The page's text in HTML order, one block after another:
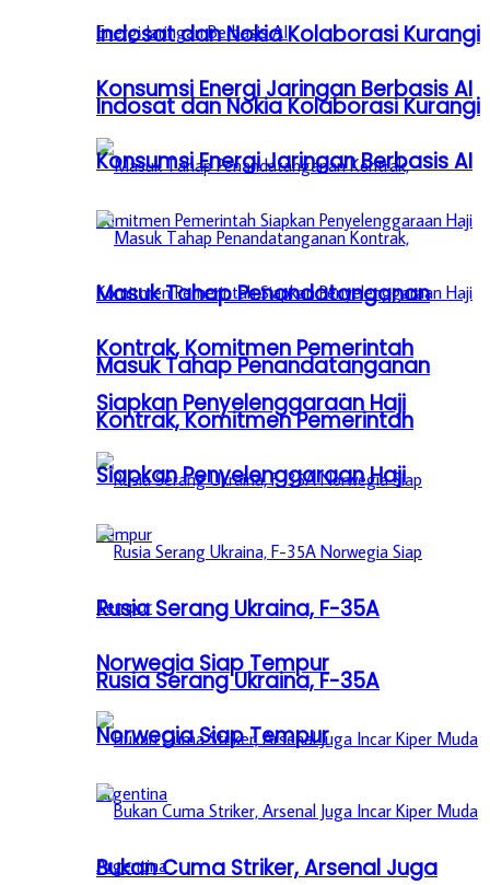
Indosat dan Nokia Kolaborasi Kurangi
Konsumsi Energi Jaringan Berbasis AI
Masuk Tahap Penandatanganan
Kontrak, Komitmen Pemerintah
Siapkan Penyelenggaraan Haji
Rusia Serang Ukraina, F-35A
Norwegia Siap Tempur
Bukan Cuma Striker, Arsenal Juga
Indosat dan Nokia Kolaborasi Kurangi
Konsumsi Energi Jaringan Berbasis AI
Masuk Tahap Penandatanganan
Kontrak, Komitmen Pemerintah
Siapkan Penyelenggaraan Haji
Rusia Serang Ukraina, F-35A
Norwegia Siap Tempur